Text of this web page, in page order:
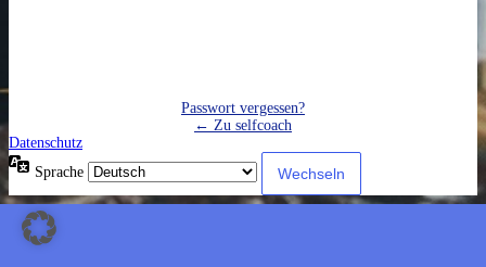
Passwort vergessen?
← Zu selfcoach
Datenschutz
Sprache